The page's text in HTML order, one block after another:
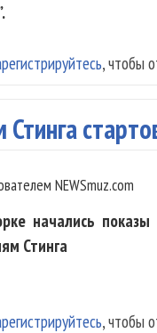
, чтобы
NEWSmuz.com
начались показы
Стинга
, чтобы